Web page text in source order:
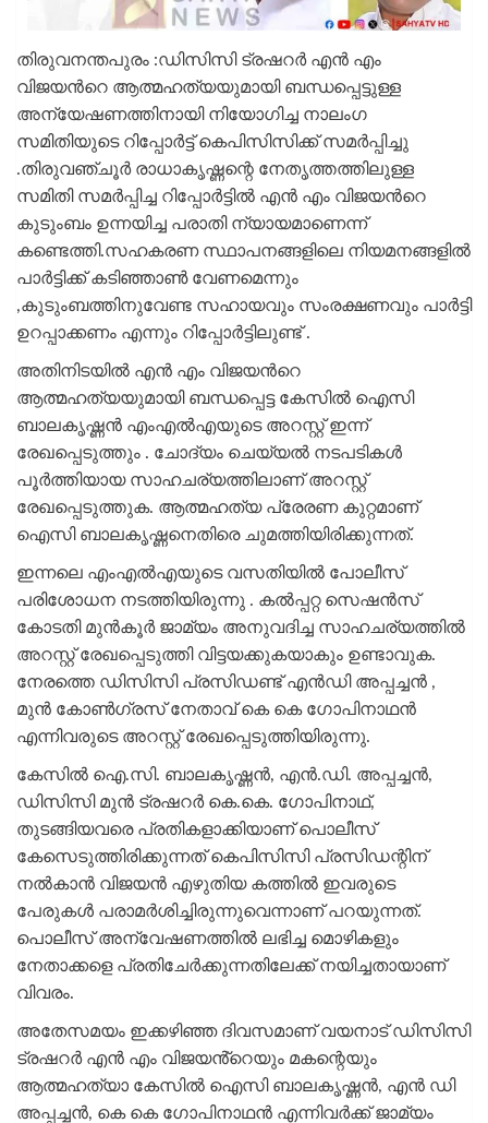
തിരുവനന്തപുരം :ഡിസിസി ട്രഷറർ എൻ എം
വിജയൻറെ ആത്മഹത്യയുമായി ബന്ധപ്പെട്ടുള്ള
അന്യേഷണത്തിനായി നിയോഗിച്ച നാലംഗ
സമിതിയുടെ റിപ്പോർട്ട് കെപിസിസിക്ക് സമർപ്പിച്ചു
.തിരുവഞ്ചൂർ രാധാകൃഷ്ണന്റെ നേതൃത്തത്തിലുള്ള
സമിതി സമർപ്പിച്ച റിപ്പോർട്ടിൽ എൻ എം വിജയൻറെ
കുടുംബം ഉന്നയിച്ച പരാതി ന്യായമാണെന്ന്
കണ്ടെത്തി.സഹകരണ സ്ഥാപനങ്ങളിലെ നിയമനങ്ങളിൽ
പാർട്ടിക്ക് കടിഞ്ഞാൺ വേണമെന്നും
,കുടുംബത്തിനുവേണ്ട സഹായവും സംരക്ഷണവും പാർട്ടി
ഉറപ്പാക്കണം എന്നും റിപ്പോർട്ടിലുണ്ട് .
അതിനിടയിൽ എൻ എം വിജയൻറെ
ആത്മഹത്യയുമായി ബന്ധപ്പെട്ട കേസിൽ ഐസി
ബാലകൃഷ്ണൻ എംഎൽഎയുടെ അറസ്റ്റ് ഇന്ന്
രേഖപ്പെടുത്തും . ചോദ്യം ചെയ്യൽ നടപടികൾ
പൂർത്തിയായ സാഹചര്യത്തിലാണ് അറസ്റ്റ്
രേഖപ്പെടുത്തുക. ആത്മഹത്യ പ്രേരണ കുറ്റമാണ്
ഐസി ബാലകൃഷ്ണനെതിരെ ചുമത്തിയിരിക്കുന്നത്.
ഇന്നലെ എംഎൽഎയുടെ വസതിയിൽ പോലീസ്
പരിശോധന നടത്തിയിരുന്നു . കൽപ്പറ്റ സെഷൻസ്
കോടതി മുൻകൂർ ജാമ്യം അനുവദിച്ച സാഹചര്യത്തിൽ
അറസ്റ്റ് രേഖപ്പെടുത്തി വിട്ടയക്കുകയാകും ഉണ്ടാവുക.
നേരത്തെ ഡിസിസി പ്രസിഡണ്ട് എൻഡി അപ്പച്ചൻ ,
മുൻ കോൺഗ്രസ് നേതാവ് കെ കെ ഗോപിനാഥൻ
എന്നിവരുടെ അറസ്റ്റ് രേഖപ്പെടുത്തിയിരുന്നു.
കേസിൽ ഐ.സി. ബാലകൃഷ്ണൻ, എൻ.ഡി. അപ്പച്ചൻ,
ഡിസിസി മുൻ ട്രഷറർ കെ.കെ. ഗോപിനാഥ്,
തുടങ്ങിയവരെ പ്രതികളാക്കിയാണ് പൊലീസ്
കേസെടുത്തിരിക്കുന്നത് കെപിസിസി പ്രസിഡന്റിന്
നൽകാൻ വിജയൻ എഴുതിയ കത്തിൽ ഇവരുടെ
പേരുകൾ പരാമർശിച്ചിരുന്നുവെന്നാണ് പറയുന്നത്.
പൊലീസ് അന്വേഷണത്തിൽ ലഭിച്ച മൊഴികളും
നേതാക്കളെ പ്രതിചേർക്കുന്നതിലേക്ക് നയിച്ചതായാണ്
വിവരം.
അതേസമയം ഇക്കഴിഞ്ഞ ദിവസമാണ് വയനാട് ഡിസിസി
ട്രഷറർ എൻ എം വിജയൻ്റെയും മകന്റെയും
ആത്മഹത്യാ കേസിൽ ഐസി ബാലകൃഷ്ണ‌ൻ, എൻ ഡി
അപ്പച്ചൻ, കെ കെ ഗോപിനാഥൻ എന്നിവർക്ക് ജാമ്യം